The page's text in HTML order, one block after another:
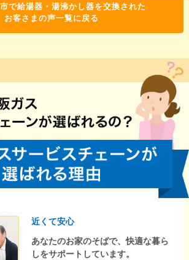
で給湯器・湯沸かし器を交換された
お客さまの声一覧に戻る
近くて安心
あなたのお家のそばで、快適な暮ら
しをサポートしています。